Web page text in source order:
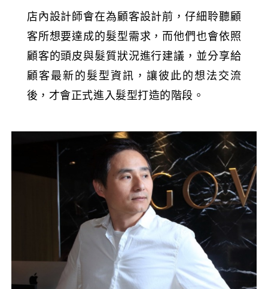
店內設計師會在為顧客設計前，仔細聆聽顧
客所想要達成的髮型需求，而他們也會依照
顧客的頭皮與髮質狀況進行建議，並分享給
顧客最新的髮型資訊，讓彼此的想法交流
後，才會正式進入髮型打造的階段。